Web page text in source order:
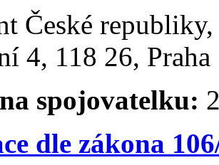
České
4, 118 26,
spojovatelku:
dle zákona